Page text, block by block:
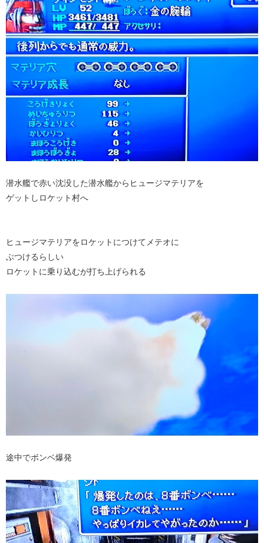
潜水艦で赤い沈没した潜水艦からヒュージマテリアを
ゲットしロケット村へ
ヒュージマテリアをロケットにつけてメテオに
ぶつけるらしい
ロケットに乗り込むが打ち上げられる
途中でボンベ爆発